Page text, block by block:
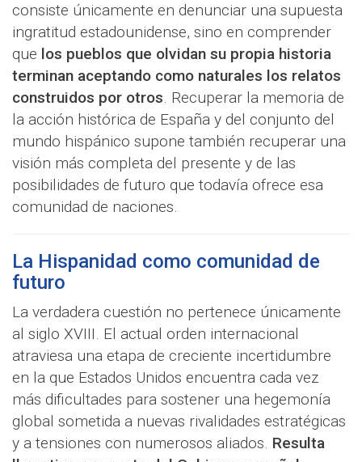
consiste únicamente en denunciar una supuesta
ingratitud estadounidense, sino en comprender
que los pueblos que olvidan su propia historia
terminan aceptando como naturales los relatos
construidos por otros. Recuperar la memoria de
la acción histórica de España y del conjunto del
mundo hispánico supone también recuperar una
visión más completa del presente y de las
posibilidades de futuro que todavía ofrece esa
comunidad de naciones.
La Hispanidad como comunidad de
futuro
La verdadera cuestión no pertenece únicamente
al siglo XVIII. El actual orden internacional
atraviesa una etapa de creciente incertidumbre
en la que Estados Unidos encuentra cada vez
más dificultades para sostener una hegemonía
global sometida a nuevas rivalidades estratégicas
y a tensiones con numerosos aliados. Resulta